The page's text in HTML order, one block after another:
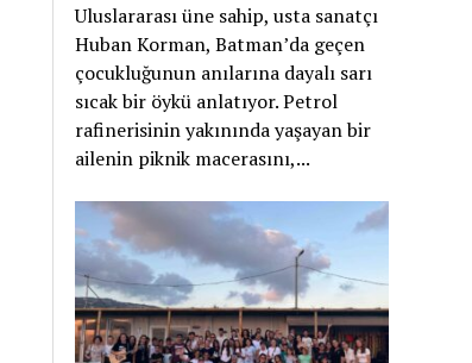
Uluslararası üne sahip, usta sanatçı
Huban Korman, Batman’da geçen
çocukluğunun anılarına dayalı sarı
sıcak bir öykü anlatıyor. Petrol
rafinerisinin yakınında yaşayan bir
ailenin piknik macerasını,...